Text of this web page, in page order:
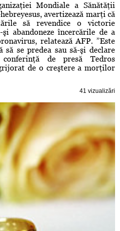
Mondiale a Sănătăţii
avertizează marţi că
să revendice o victorie
abandoneze încercările de a
relatează AFP. ”Este
se predea sau să-şi declare
de presă Tedros
de o creştere a morţilor
41 vizualizări